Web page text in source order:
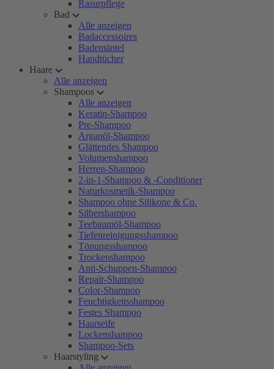
Rasurpflege
Bad
Alle anzeigen
Badaccessoires
Bademäntel
Handtücher
Haare
Alle anzeigen
Shampoos
Alle anzeigen
Keratin-Shampoo
Pre-Shampoo
Arganöl-Shampoo
Glättendes Shampoo
Volumenshampoo
Herren-Shampoo
2-in-1-Shampoo & -Conditioner
Naturkosmetik-Shampoo
Shampoo ohne Silikone & Co.
Silbershampoo
Teebaumöl-Shampoo
Tiefenreinigungsshampoo
Tönungsshampoo
Trockenshampoo
Anti-Schuppen-Shampoo
Repair-Shampoo
Color-Shampoo
Feuchtigkeitsshampoo
Festes Shampoo
Haarseife
Lockenshampoo
Shampoo-Sets
Haarstyling